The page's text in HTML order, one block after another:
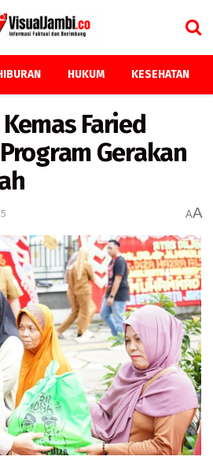
HUKUM KESEHATAN
Faried
Gerakan
AA